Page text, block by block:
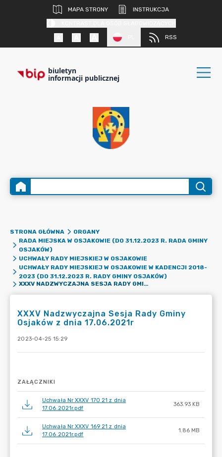
MAPA STRONY
INSTRUKCJA
RSS
biuletyn
informacji publicznej
STRONA GŁÓWNA
ORGANY
RADA MIEJSKA W OSJAKOWIE (DO 31.12.2023 R. RADA GMINY
OSJAKÓW)
UCHWAŁY RADY MIEJSKIEJ W OSJAKOWIE
UCHWAŁY RADY MIEJSKIEJ W OSJAKOWIE W KADENCJI 2018-
2023 (DO 31.12.2023 R. RADY GMINY OSJAKÓW)
XXXV NADZWYCZAJNA SESJA RADY GMINY OSJAKÓW Z DNIA 17.06.2021R
XXXV Nadzwyczajna Sesja Rady Gminy
Osjaków z dnia 17.06.2021r
2023-04-25 15:29
ZAŁĄCZNIKI
Uchwała Nr XXXV 170 21 z dnia
17.06.2021r.pdf
363.93 KB
Uchwała Nr XXXV 169 21 z dnia
17.06.2021r.pdf
1.86 MB